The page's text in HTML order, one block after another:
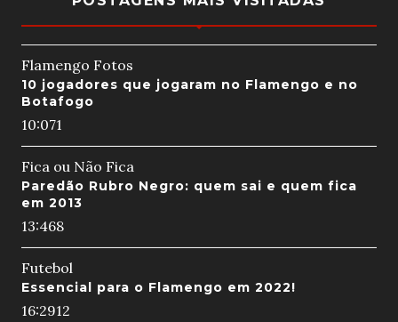
Flamengo Fotos
10 jogadores que jogaram no Flamengo e no
Botafogo
10:071
Fica ou Não Fica
Paredão Rubro Negro: quem sai e quem fica
em 2013
13:468
Futebol
Essencial para o Flamengo em 2022!
16:2912